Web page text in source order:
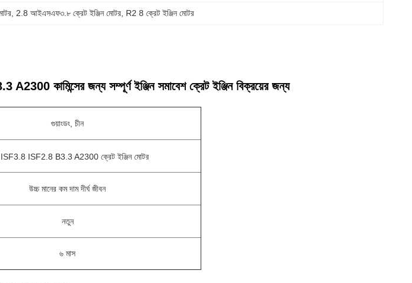
2.8 আইএসএফ৩.৮ ক্রেট ইঞ্জিন মোটর R2 8 ক্রেট ইঞ্জিন মোটর
কামিন্সের জন্য সম্পূর্ণ ইঞ্জিন সমাবেশ ক্রেট ইঞ্জিন বিক্রয়ের জন্য
গুয়াংডং, চীন
ISF2.8 B3.3 A2300 ক্রেট ইঞ্জিন মোটর
উচ্চ মানের কম দাম দীর্ঘ জীবন
নতুন
৬ মাস